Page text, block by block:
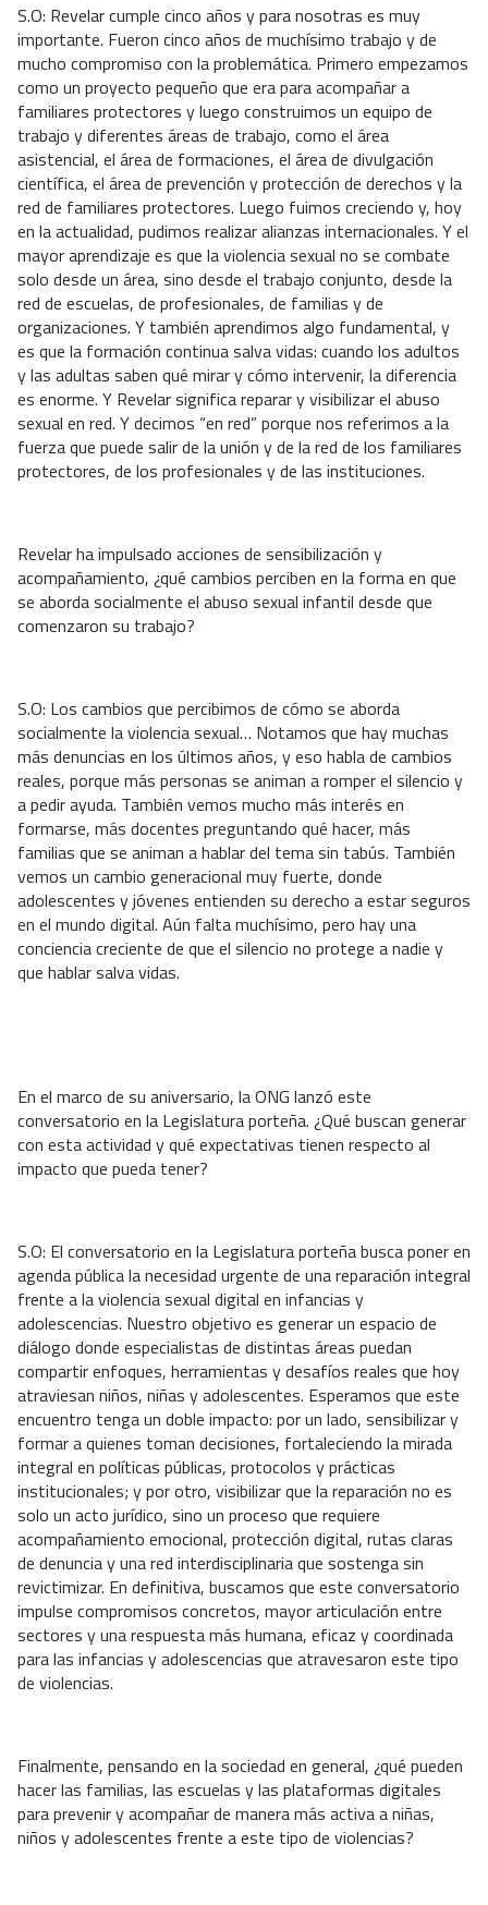
S.O: Revelar cumple cinco años y para nosotras es muy
importante. Fueron cinco años de muchísimo trabajo y de
mucho compromiso con la problemática. Primero empezamos
como un proyecto pequeño que era para acompañar a
familiares protectores y luego construimos un equipo de
trabajo y diferentes áreas de trabajo, como el área
asistencial, el área de formaciones, el área de divulgación
científica, el área de prevención y protección de derechos y la
red de familiares protectores. Luego fuimos creciendo y, hoy
en la actualidad, pudimos realizar alianzas internacionales. Y el
mayor aprendizaje es que la violencia sexual no se combate
solo desde un área, sino desde el trabajo conjunto, desde la
red de escuelas, de profesionales, de familias y de
organizaciones. Y también aprendimos algo fundamental, y
es que la formación continua salva vidas: cuando los adultos
y las adultas saben qué mirar y cómo intervenir, la diferencia
es enorme. Y Revelar significa reparar y visibilizar el abuso
sexual en red. Y decimos “en red” porque nos referimos a la
fuerza que puede salir de la unión y de la red de los familiares
protectores, de los profesionales y de las instituciones.
Revelar ha impulsado acciones de sensibilización y
acompañamiento, ¿qué cambios perciben en la forma en que
se aborda socialmente el abuso sexual infantil desde que
comenzaron su trabajo?
S.O: Los cambios que percibimos de cómo se aborda
socialmente la violencia sexual… Notamos que hay muchas
más denuncias en los últimos años, y eso habla de cambios
reales, porque más personas se animan a romper el silencio y
a pedir ayuda. También vemos mucho más interés en
formarse, más docentes preguntando qué hacer, más
familias que se animan a hablar del tema sin tabús. También
vemos un cambio generacional muy fuerte, donde
adolescentes y jóvenes entienden su derecho a estar seguros
en el mundo digital. Aún falta muchísimo, pero hay una
conciencia creciente de que el silencio no protege a nadie y
que hablar salva vidas.
En el marco de su aniversario, la ONG lanzó este
conversatorio en la Legislatura porteña. ¿Qué buscan generar
con esta actividad y qué expectativas tienen respecto al
impacto que pueda tener?
S.O: El conversatorio en la Legislatura porteña busca poner en
agenda pública la necesidad urgente de una reparación integral
frente a la violencia sexual digital en infancias y
adolescencias. Nuestro objetivo es generar un espacio de
diálogo donde especialistas de distintas áreas puedan
compartir enfoques, herramientas y desafíos reales que hoy
atraviesan niños, niñas y adolescentes. Esperamos que este
encuentro tenga un doble impacto: por un lado, sensibilizar y
formar a quienes toman decisiones, fortaleciendo la mirada
integral en políticas públicas, protocolos y prácticas
institucionales; y por otro, visibilizar que la reparación no es
solo un acto jurídico, sino un proceso que requiere
acompañamiento emocional, protección digital, rutas claras
de denuncia y una red interdisciplinaria que sostenga sin
revictimizar. En definitiva, buscamos que este conversatorio
impulse compromisos concretos, mayor articulación entre
sectores y una respuesta más humana, eficaz y coordinada
para las infancias y adolescencias que atravesaron este tipo
de violencias.
Finalmente, pensando en la sociedad en general, ¿qué pueden
hacer las familias, las escuelas y las plataformas digitales
para prevenir y acompañar de manera más activa a niñas,
niños y adolescentes frente a este tipo de violencias?